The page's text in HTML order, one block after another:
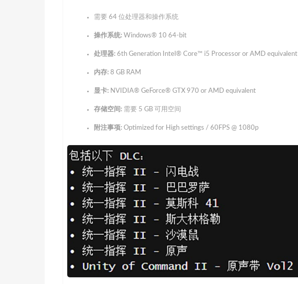
需要 64 位处理器和操作系统
操作系统: Windows® 10 64-bit
处理器: 6th Generation Intel® Core™ i5 Processor or AMD equivalent
内存: 8 GB RAM
显卡: NVIDIA® GeForce® GTX 970 or AMD equivalent
存储空间: 需要 5 GB 可用空间
附注事项: Optimized for High settings / 60FPS @ 1080p